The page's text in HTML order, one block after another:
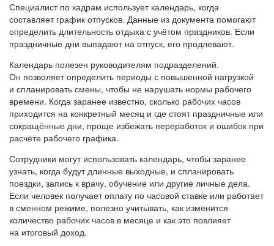
Специалист по кадрам использует календарь, когда
составляет график отпусков. Данные из документа помогают
определить длительность отдыха с учётом праздников. Если
праздничные дни выпадают на отпуск, его продлевают.
Календарь полезен руководителям подразделений.
Он позволяет определить периоды с повышенной нагрузкой
и спланировать смены, чтобы не нарушать нормы рабочего
времени. Когда заранее известно, сколько рабочих часов
приходится на конкретный месяц и где стоят праздничные или
сокращённые дни, проще избежать переработок и ошибок при
расчёте рабочего графика.
Сотрудники могут использовать календарь, чтобы заранее
узнать, когда будут длинные выходные, и спланировать
поездки, запись к врачу, обучение или другие личные дела.
Если человек получает оплату по часовой ставке или работает
в сменном режиме, полезно учитывать, как изменится
количество рабочих часов в месяце и как это повлияет
на итоговый доход.